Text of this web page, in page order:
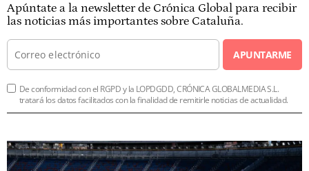
Apúntate a la newsletter de Crónica Global para recibir
las noticias más importantes sobre Cataluña.
APUNTARME
De conformidad con el RGPD y la LOPDGDD, CRÓNICA GLOBALMEDIA S.L.
tratará los datos facilitados con la finalidad de remitirle noticias de actualidad.